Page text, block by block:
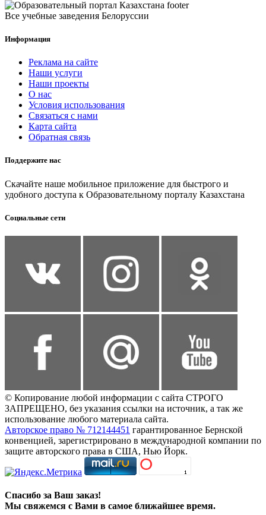
Все учебные заведения Белоруссии
Информация
Реклама на сайте
Наши услуги
Наши проекты
О нас
Условия использования
Связаться с нами
Карта сайта
Обратная связь
Поддержите нас
Скачайте наше мобильное приложение для быстрого и
удобного доступа к Образовательному порталу Казахстана
Социальные сети
© Копирование любой информации с сайта СТРОГО
ЗАПРЕЩЕНО, без указания ссылки на источник, а так же
использование любого материала сайта.
Авторское право № 712144451 гарантированное Бернской
конвенцией, зарегистрировано в международной компании по
защите авторского права в США, Нью Йорк.
Спасибо за Ваш заказ!
Мы свяжемся с Вами в самое ближайшее время.